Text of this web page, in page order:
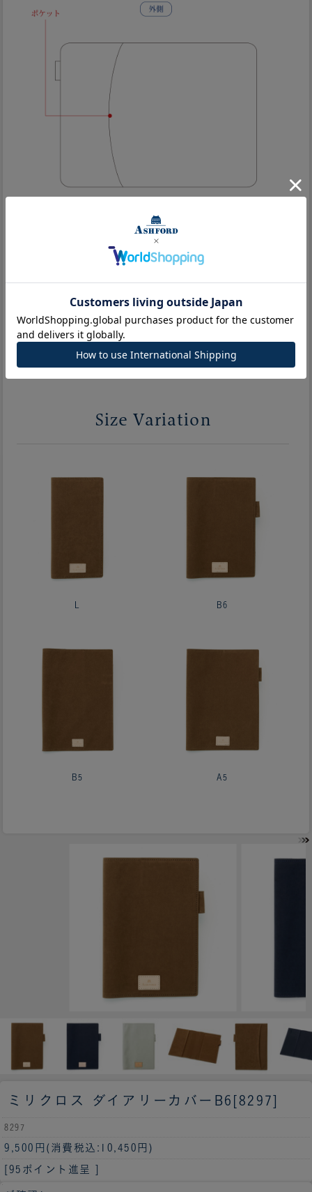
検品合格商品です。モニター環境により実際の色の見え方
と多少の差異があります。あらかじめご了承ください。
Size Variation
B6
B5 A5
ミリクロス ダイアリーカバーB6[8297]
8297
9,500円 (消費税込:10,450円)
[95ポイント進呈 ]